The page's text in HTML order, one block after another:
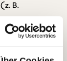
B.
dieser